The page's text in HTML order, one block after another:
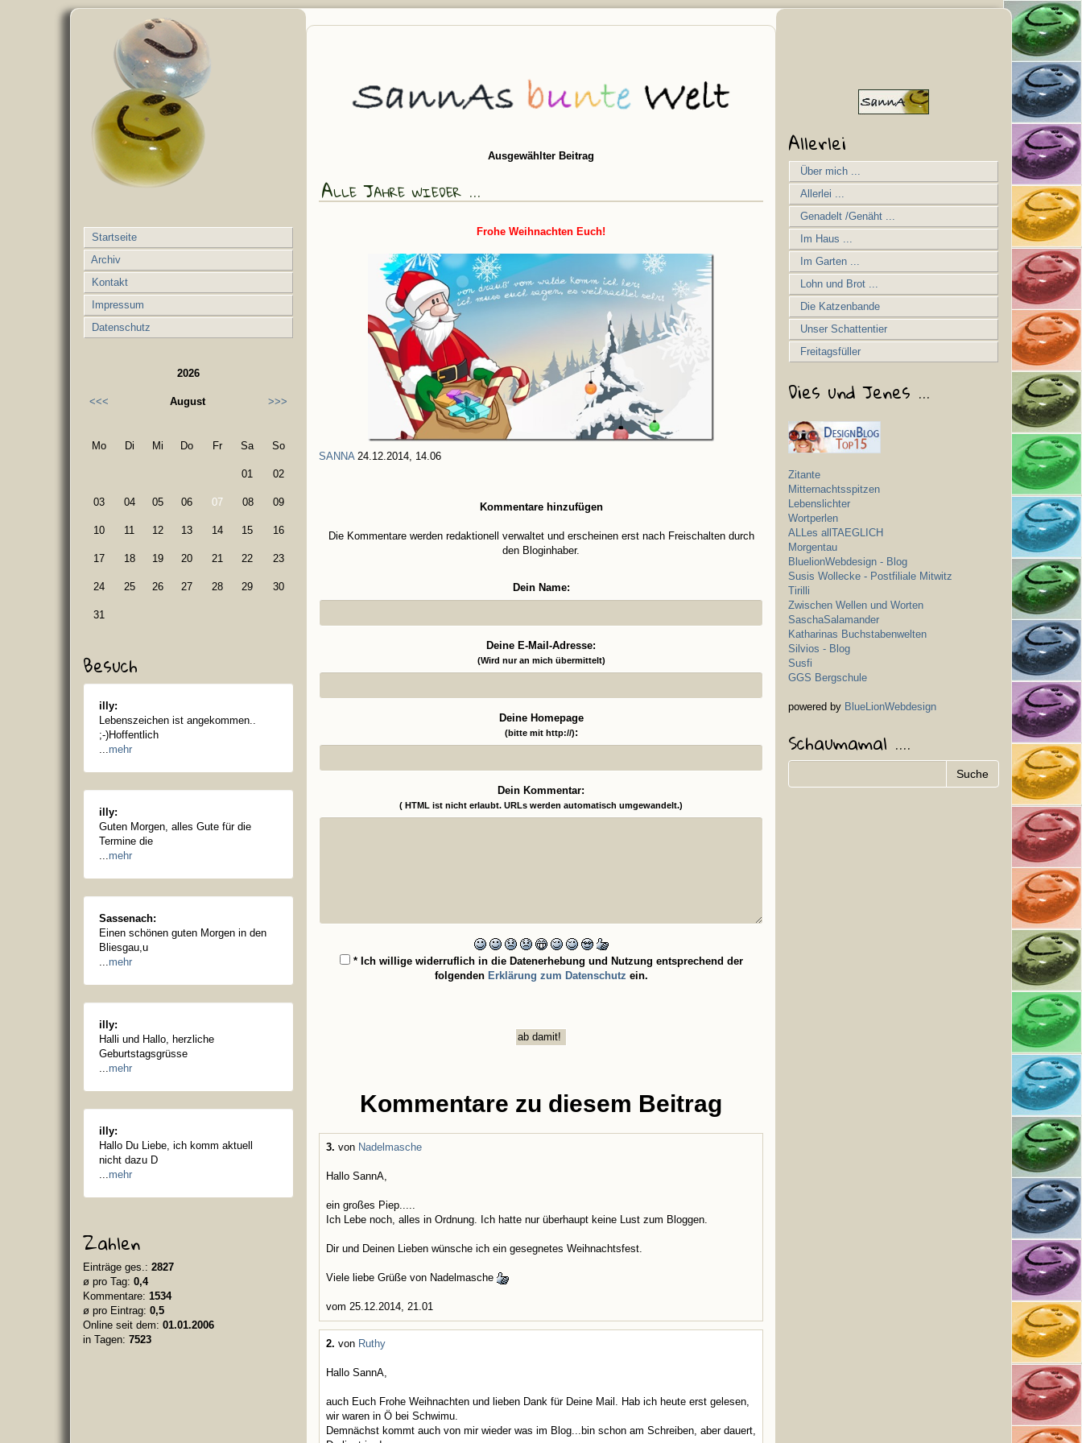
Ausgewählter Beitrag
Alle Jahre wieder ...
Frohe Weihnachten Euch!
SANNA24.12.2014, 14.06
Kommentare hinzufügen
Die Kommentare werden redaktionell verwaltet und erscheinen erst nach Freischalten durch
den Bloginhaber.
Dein Name:
Deine E-Mail-Adresse:
(Wird nur an mich übermittelt)
Deine Homepage
(bitte mit http://):
Dein Kommentar:
( HTML ist nicht erlaubt. URLs werden automatisch umgewandelt.)
* Ich willige widerruflich in die Datenerhebung und Nutzung entsprechend der
folgenden Erklärung zum Datenschutz ein.
Kommentare zu diesem Beitrag
3. von Nadelmasche
Hallo SannA,
ein großes Piep.....
Ich Lebe noch, alles in Ordnung. Ich hatte nur überhaupt keine Lust zum Bloggen.
Dir und Deinen Lieben wünsche ich ein gesegnetes Weihnachtsfest.
Viele liebe Grüße von Nadelmasche
vom 25.12.2014, 21.01
2. von Ruthy
Hallo SannA,
auch Euch Frohe Weihnachten und lieben Dank für Deine Mail. Hab ich heute erst gelesen,
wir waren in Ö bei Schwimu.
Demnächst kommt auch von mir wieder was im Blog...bin schon am Schreiben, aber dauert,
Startseite
Archiv
Kontakt
Impressum
Datenschutz
2026
<<< August >>>
Mo Di Mi Do Fr Sa So
01 02
03 04 05 06 07 08 09
10 11 12 13 14 15 16
17 18 19 20 21 22 23
24 25 26 27 28 29 30
31
Besuch
illy:
Lebenszeichen ist angekommen..
;-)Hoffentlich
...mehr
illy:
Guten Morgen, alles Gute für die
Termine die
...mehr
Sassenach:
Einen schönen guten Morgen in den
Bliesgau,u
...mehr
illy:
Halli und Hallo, herzliche
Geburtstagsgrüsse
...mehr
illy:
Hallo Du Liebe, ich komm aktuell
nicht dazu D
...mehr
Zahlen
Einträge ges.: 2827
ø pro Tag: 0,4
Kommentare: 1534
ø pro Eintrag: 0,5
Online seit dem: 01.01.2006
in Tagen: 7523
Allerlei
Über mich ...
Allerlei ...
Genadelt /Genäht ...
Im Haus ...
Im Garten ...
Lohn und Brot ...
Die Katzenbande
Unser Schattentier
Freitagsfüller
Dies und Jenes ...
Zitante
Mitternachtsspitzen
Lebenslichter
Wortperlen
ALLes allTAEGLICH
Morgentau
BluelionWebdesign - Blog
Susis Wollecke - Postfiliale Mitwitz
Tirilli
Zwischen Wellen und Worten
SaschaSalamander
Katharinas Buchstabenwelten
Silvios - Blog
Susfi
GGS Bergschule
powered by BlueLionWebdesign
Schaumamal ....